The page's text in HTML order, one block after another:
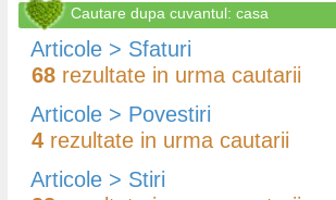
Cautare dupa cuvantul: casa
Articole > Sfaturi
68 rezultate in urma cautarii
Articole > Povestiri
4 rezultate in urma cautarii
Articole > Stiri